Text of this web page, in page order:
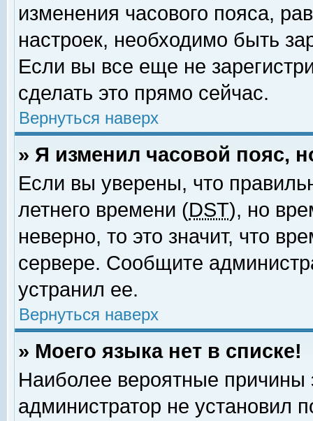
изменения часового пояса,
настроек, необходимо быть
Если вы все еще не
сделать это прямо сейчас.
Вернуться наверх
» Я изменил часовой пояс,
Если вы уверены, что
летнего времени (DST), но
неверно, то это значит, что
сервере. Сообщите
устранил ее.
Вернуться наверх
» Моего языка нет в списке!
Наиболее вероятные причины
администратор не установил